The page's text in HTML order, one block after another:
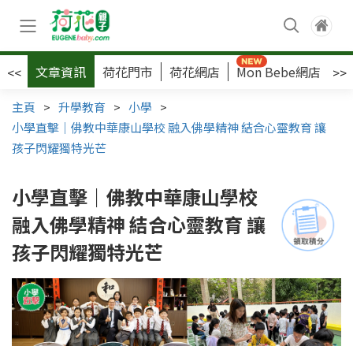
<< 文章資訊 荷花門市 荷花網店 Mon Bebe網店 >>
主頁 > 升學教育 > 小學 >
小學直擊｜佛教中華康山學校 融入佛學精神 結合心靈教育 讓
孩子閃耀獨特光芒
小學直擊｜佛教中華康山學校
融入佛學精神 結合心靈教育 讓
孩子閃耀獨特光芒